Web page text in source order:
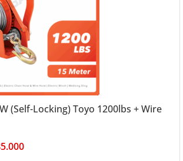
(Self-Locking) Toyo 1200lbs + Wire